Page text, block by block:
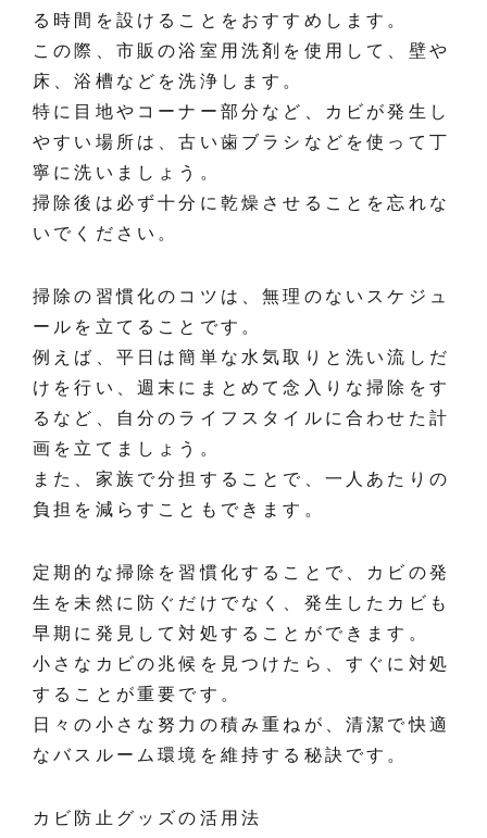
る時間を設けることをおすすめします。
この際、市販の浴室用洗剤を使用して、壁や
床、浴槽などを洗浄します。
特に目地やコーナー部分など、カビが発生し
やすい場所は、古い歯ブラシなどを使って丁
寧に洗いましょう。
掃除後は必ず十分に乾燥させることを忘れな
いでください。
掃除の習慣化のコツは、無理のないスケジュ
ールを立てることです。
例えば、平日は簡単な水気取りと洗い流しだ
けを行い、週末にまとめて念入りな掃除をす
るなど、自分のライフスタイルに合わせた計
画を立てましょう。
また、家族で分担することで、一人あたりの
負担を減らすこともできます。
定期的な掃除を習慣化することで、カビの発
生を未然に防ぐだけでなく、発生したカビも
早期に発見して対処することができます。
小さなカビの兆候を見つけたら、すぐに対処
することが重要です。
日々の小さな努力の積み重ねが、清潔で快適
なバスルーム環境を維持する秘訣です。
カビ防止グッズの活用法